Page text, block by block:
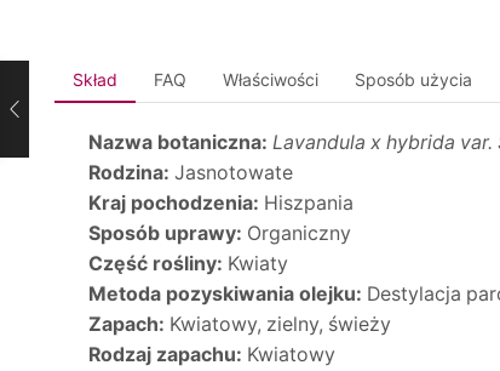
Skład
FAQ Właściwości Sposób użycia
Nazwa botaniczna: Lavandula x hybrida var.
Rodzina: Jasnotowate
Kraj pochodzenia: Hiszpania
Sposób uprawy: Organiczny
Część rośliny: Kwiaty
Metoda pozyskiwania olejku: Destylacja
Zapach: Kwiatowy, zielny, świeży
Rodzaj zapachu: Kwiatowy